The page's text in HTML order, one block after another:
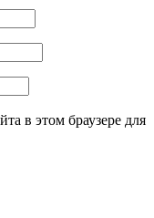
в этом браузере для